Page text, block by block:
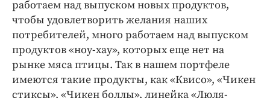
работаем над выпуском новых продуктов,
чтобы удовлетворить желания наших
потребителей, много работаем над выпуском
продуктов «ноу-хау», которых еще нет на
рынке мяса птицы. Так в нашем портфеле
имеются такие продукты, как «Квисо», «Чикен
стиксы», «Чикен боллы», линейка «Люля-